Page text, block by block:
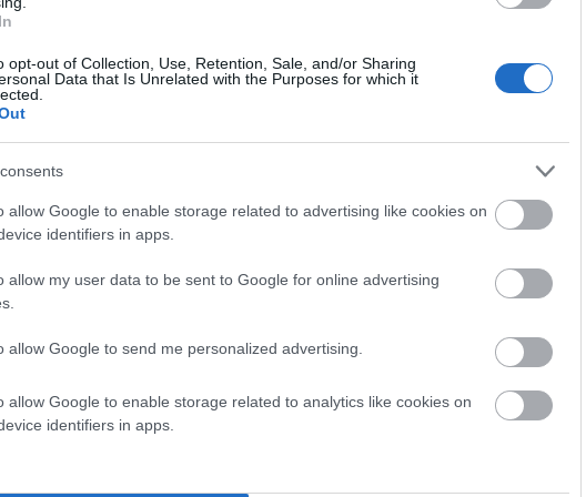
opt-out of Collection, Use, Retention, Sale, and/or Sharing
Data that Is Unrelated with the Purposes for which it
allow Google to enable storage related to advertising like cookies on
identifiers in apps.
allow my user data to be sent to Google for online advertising
allow Google to send me personalized advertising.
allow Google to enable storage related to analytics like cookies on
identifiers in apps.
εκλογές εκλέγεται αυτός που θέλει ο λαός δεν ισχύει
γνωρίζεις ή δεν θέλεις..
άνοια. Πάντως ο κόσμος στην Ευρώπη
Μήπως είστε νοσταλγός του Στάλιν; Ερωτώ…